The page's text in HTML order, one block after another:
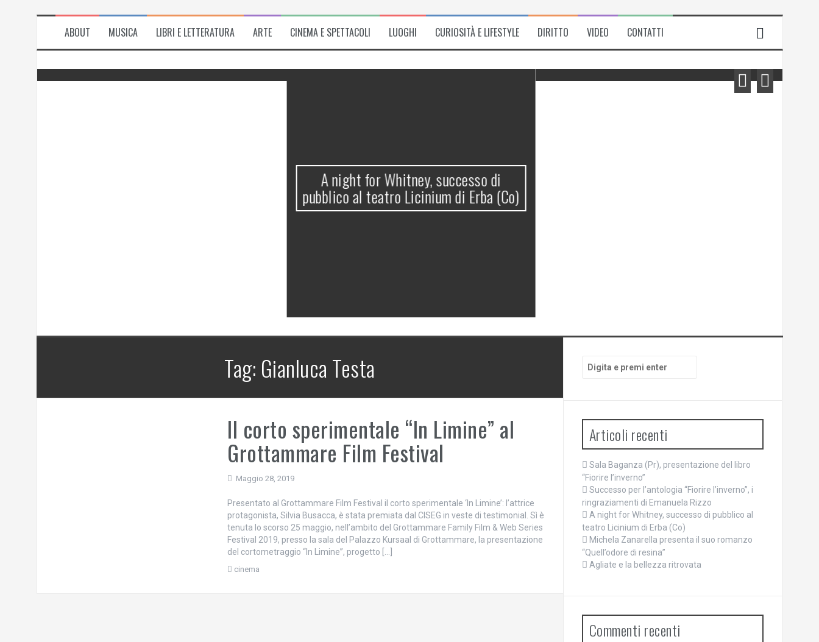
ABOUT MUSICA LIBRI E LETTERATURA ARTE CINEMA E SPETTACOLI LUOGHI CURIOSITÀ E LIFESTYLE DIRITTO VIDEO CONTATTI
A night for Whitney, successo di
pubblico al teatro Licinium di Erba (Co)
Michela Zanarella presenta il suo
Tag: Gianluca Testa
Il corto sperimentale “In Limine” al
Grottammare Film Festival
Maggio 28, 2019
Presentato al Grottammare Film Festival il corto sperimentale ‘In Limine’: l’attrice
protagonista, Silvia Busacca, è stata premiata dal CISEG in veste di testimonial. Sì è
tenuta lo scorso 25 maggio, nell’ambito del Grottammare Family Film & Web Series
Festival 2019, presso la sala del Palazzo Kursaal di Grottammare, la presentazione
del cortometraggio “In Limine”, progetto […]
cinema
Articoli recenti
Sala Baganza (Pr), presentazione del libro
“Fiorire l’inverno”
Successo per l’antologia “Fiorire l’inverno”, i
ringraziamenti di Emanuela Rizzo
A night for Whitney, successo di pubblico al
teatro Licinium di Erba (Co)
Michela Zanarella presenta il suo romanzo
“Quell’odore di resina”
Agliate e la bellezza ritrovata
Commenti recenti